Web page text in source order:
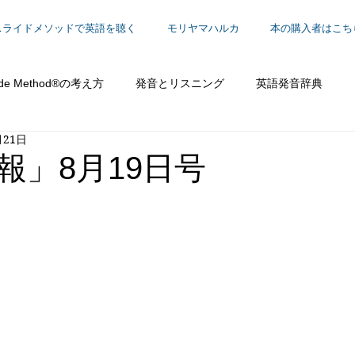
イドメソッドで英語を聴く モリヤマハルカ 本の購入者はこち
Method®の考え方 発音とリスニング 英語発音辞典
く
」8月19日号
日